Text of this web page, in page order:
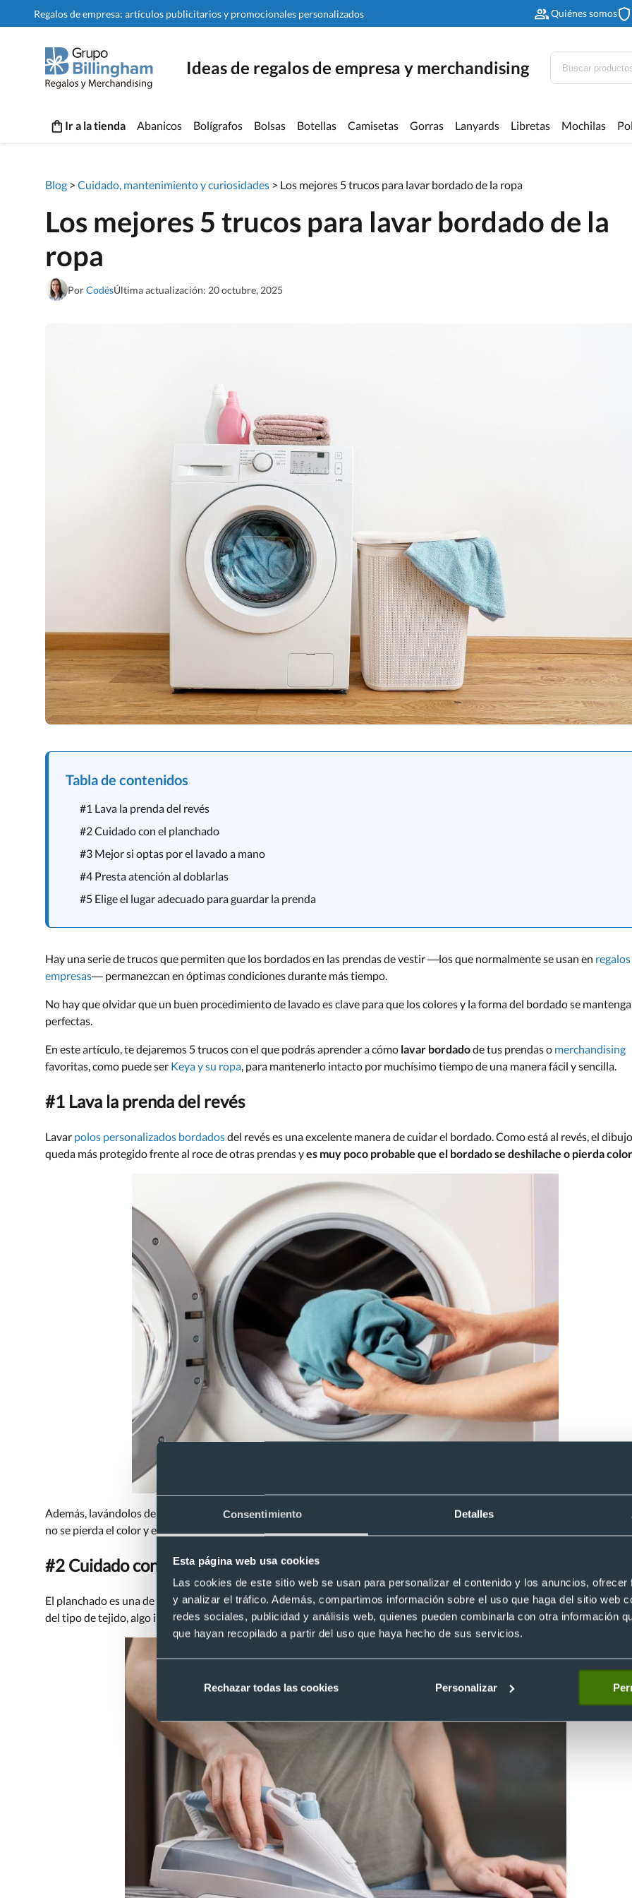
Consentimiento Detalles
Esta página web usa cookies
Las cookies de este sitio web se usan para personalizar el contenido y los anuncios,
y analizar el tráfico. Además, compartimos información sobre el uso que haga del sitio web
redes sociales, publicidad y análisis web, quienes pueden combinarla con otra información
que hayan recopilado a partir del uso que haya hecho de sus servicios.
Rechazar todas las cookies Personalizar
Regalos de empresa: artículos publicitarios y promocionales personalizados Quiénes somos
Ideas de regalos de empresa y merchandising
Ir a la tienda Abanicos Bolígrafos Bolsas Botellas Camisetas Gorras Lanyards Libretas Mochilas
Blog > Cuidado, mantenimiento y curiosidades > Los mejores 5 trucos para lavar bordado de la ropa
Los mejores 5 trucos para lavar bordado de la
ropa
PorCodésÚltima actualización: 20 octubre, 2025
Tabla de contenidos
#1 Lava la prenda del revés
#2 Cuidado con el planchado
#3 Mejor si optas por el lavado a mano
#4 Presta atención al doblarlas
#5 Elige el lugar adecuado para guardar la prenda
Hay una serie de trucos que permiten que los bordados en las prendas de vestir —los que normalmente se usan en
empresas— permanezcan en óptimas condiciones durante más tiempo.
No hay que olvidar que un buen procedimiento de lavado es clave para que los colores y la forma del bordado se
perfectas.
En este artículo, te dejaremos 5 trucos con el que podrás aprender a cómo lavar bordadode tus prendas o merchandising
favoritas, como puede ser Keya y su ropa, para mantenerlo intacto por muchísimo tiempo de una manera fácil y sencilla.
#1 Lava la prenda del revés
Lavar polos personalizados bordadosdel revés es una excelente manera de cuidar el bordado. Como está al revés, el dibujo
queda más protegido frente al roce de otras prendas yes muy poco probable que el bordado se deshilache o pierda color
Además, lavándolos de esta forma, no solo estarás cuidado el bordado, sino también el resto de la prenda. Esto ayudará a
no se pierda el color y evita que se creen pequeñas bolitas en la tela, algo común cuando se lavan muy seguido.
#2 Cuidado con el planchado
El planchado es una de las razones principales por las cuales la ropa llega a sufrir daños, ya que la resistencia al calor
del tipo de tejido, algo importante si quieres hacer un regalo original de empresas.